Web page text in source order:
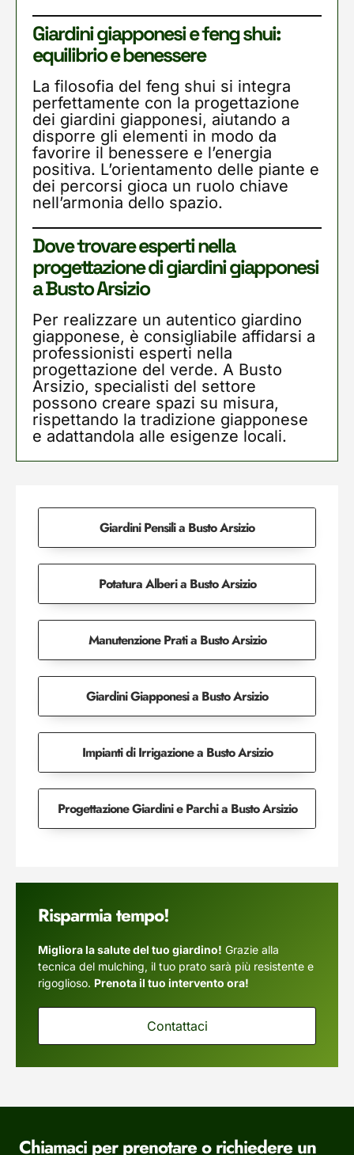
Giardini giapponesi e feng shui:
equilibrio e benessere
La filosofia del feng shui si integra
perfettamente con la progettazione
dei giardini giapponesi, aiutando a
disporre gli elementi in modo da
favorire il benessere e l’energia
positiva. L’orientamento delle piante e
dei percorsi gioca un ruolo chiave
nell’armonia dello spazio.
Dove trovare esperti nella
progettazione di giardini giapponesi
a Busto Arsizio
Per realizzare un autentico giardino
giapponese, è consigliabile affidarsi a
professionisti esperti nella
progettazione del verde. A Busto
Arsizio, specialisti del settore
possono creare spazi su misura,
rispettando la tradizione giapponese
e adattandola alle esigenze locali.
Giardini Pensili a Busto Arsizio
Potatura Alberi a Busto Arsizio
Manutenzione Prati a Busto Arsizio
Giardini Giapponesi a Busto Arsizio
Impianti di Irrigazione a Busto Arsizio
Progettazione Giardini e Parchi a Busto Arsizio
Risparmia tempo!
Migliora la salute del tuo giardino! Grazie alla
tecnica del mulching, il tuo prato sarà più resistente e
rigoglioso. Prenota il tuo intervento ora!
Contattaci
Chiamaci per prenotare o richiedere un